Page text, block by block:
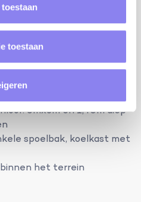
toestaan
lavabo en WC
6mx3m en 1,40m diep
spoelbak, koelkast met
het terrein